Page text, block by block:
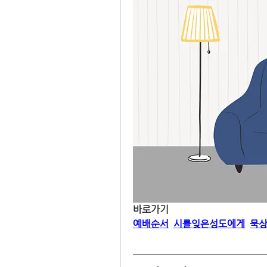
바로가기
예배순서
시를잊은성도에게 묵